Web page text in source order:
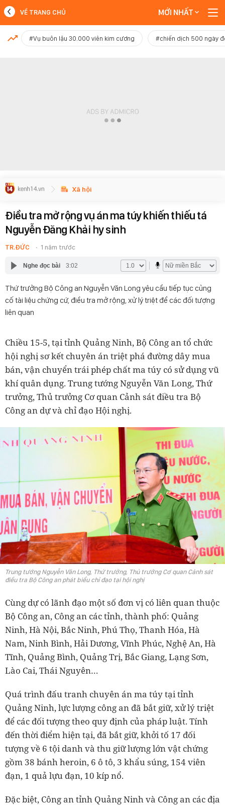
MỚI NHẤT
VỀ TRANG CHỦ MỚI NHẤT
#Vụ buôn lậu 30.000 viên kim cương #chiến dịch 500 ngày
Xã hội
Điều tra mở rộng vụ án ma túy khiến thiếu tá
Nguyễn Đăng Khải hy sinh
TR.ĐỨC 1 năm trước
Nghe đọc bài 3:02
Thứ trưởng Bộ Công an Nguyễn Văn Long yêu cầu tiếp tục củng
cố tài liệu chứng cứ, điều tra mở rộng, xử lý triệt để các đối tượng
liên quan
Chiều 15-5, tại tỉnh Quảng Ninh, Bộ Công an tổ chức
hội nghị sơ kết chuyên án triệt phá đường dây mua
bán, vận chuyển trái phép chất ma túy có sử dụng vũ
khí quân dụng. Trung tướng Nguyễn Văn Long, Thứ
trưởng, Thủ trưởng Cơ quan Cảnh sát điều tra Bộ
Công an dự và chỉ đạo Hội nghị.
Trung tướng Nguyễn Văn Long, Thứ trưởng, Thủ trưởng Cơ quan Cảnh sát
điều tra Bộ Công an phát biểu chỉ đạo tại hội nghị
Cùng dự có lãnh đạo một số đơn vị có liên quan thuộc
Bộ Công an, Công an các tỉnh, thành phố: Quảng
Ninh, Hà Nội, Bắc Ninh, Phú Thọ, Thanh Hóa, Hà
Nam, Ninh Bình, Hải Dương, Vĩnh Phúc, Nghệ An, Hà
Tĩnh, Quảng Bình, Quảng Trị, Bắc Giang, Lạng Sơn,
Lào Cai, Thái Nguyên…
Quá trình đấu tranh chuyên án ma túy tại tỉnh
Quảng Ninh, lực lượng công an đã bắt giữ, xử lý triệt
để các đối tượng theo quy định của pháp luật. Tính
đến thời điểm hiện tại, đã bắt giữ, khởi tố 17 đối
tượng về 6 tội danh và thu giữ lượng lớn vật chứng
gồm 38 bánh heroin, 6 ô tô, 3 khẩu súng, 154 viên
đạn, 1 quả lựu đạn, 10 kíp nổ.
Đặc biệt, Công an tỉnh Quảng Ninh và Công an các địa